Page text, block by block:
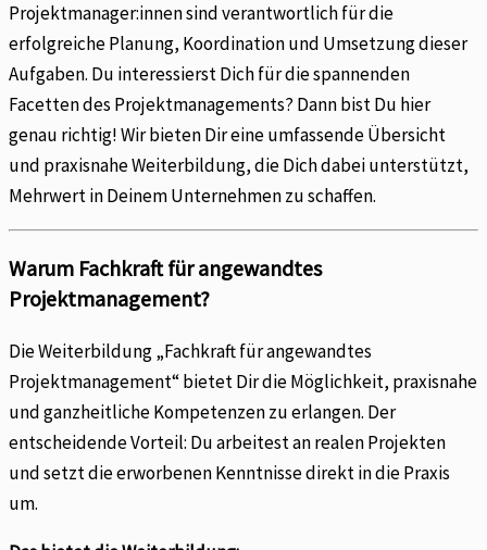
Projektmanager:innen sind verantwortlich für die
erfolgreiche Planung, Koordination und Umsetzung dieser
Aufgaben. Du interessierst Dich für die spannenden
Facetten des Projektmanagements? Dann bist Du hier
genau richtig! Wir bieten Dir eine umfassende Übersicht
und praxisnahe Weiterbildung, die Dich dabei unterstützt,
Mehrwert in Deinem Unternehmen zu schaffen.
Warum Fachkraft für angewandtes
Projektmanagement?
Die Weiterbildung „Fachkraft für angewandtes
Projektmanagement“ bietet Dir die Möglichkeit, praxisnahe
und ganzheitliche Kompetenzen zu erlangen. Der
entscheidende Vorteil: Du arbeitest an realen Projekten
und setzt die erworbenen Kenntnisse direkt in die Praxis
um.